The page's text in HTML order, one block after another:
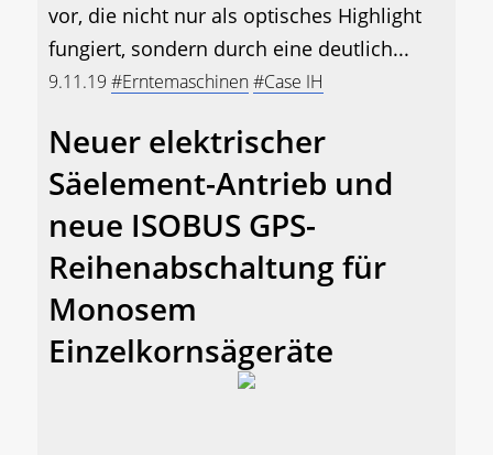
vor, die nicht nur als optisches Highlight
fungiert, sondern durch eine deutlich...
9.11.19 #Erntemaschinen#Case IH
Neuer elektrischer
Säelement-Antrieb und
neue ISOBUS GPS-
Reihenabschaltung für
Monosem
Einzelkornsägeräte